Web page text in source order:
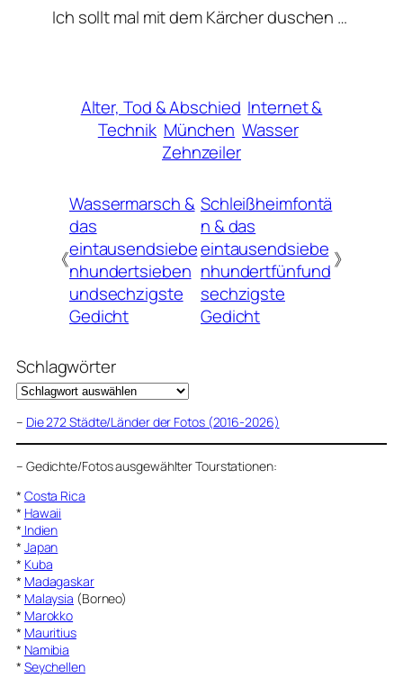
Ich sollt mal mit dem Kärcher duschen …
Alter, Tod & Abschied Internet &
Technik München Wasser
Zehnzeiler
《
Wassermarsch &
das
eintausendsiebe
nhundertsieben
undsechzigste
Gedicht
Schleißheimfontä
n & das
eintausendsiebe
nhundertfünfund
sechzigste
Gedicht
》
Schlagwörter
– Die 272 Städte/Länder der Fotos (2016-2026)
– Gedichte/Fotos ausgewählter Tourstationen:
* Costa Rica
* Hawaii
* Indien
* Japan
* Kuba
* Madagaskar
* Malaysia (Borneo)
* Marokko
* Mauritius
* Namibia
* Seychellen